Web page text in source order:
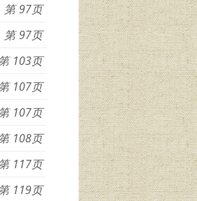
97
97
103
107
107
108
117
119